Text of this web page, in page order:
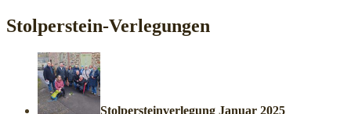
Stolperstein-Verlegungen
Stolpersteinverlegung Januar 2025